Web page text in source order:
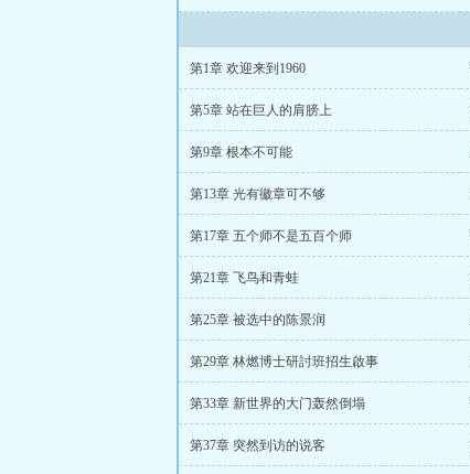
第1章 欢迎来到1960
第5章 站在巨人的肩膀上
第9章 根本不可能
第13章 光有徽章可不够
第17章 五个师不是五百个师
第21章 飞鸟和青蛙
第25章 被选中的陈景润
第29章 林燃博士研討班招生啟事
第33章 新世界的大门轰然倒塌
第37章 突然到访的说客